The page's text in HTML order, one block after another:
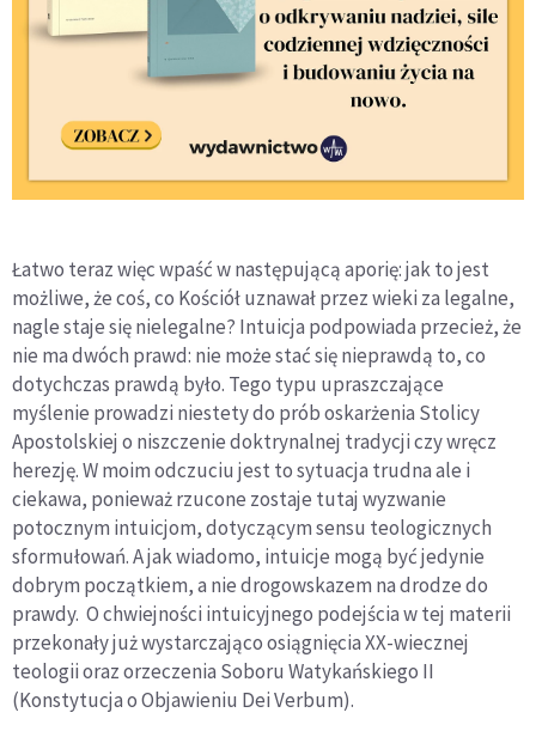
Łatwo teraz więc wpaść w następującą aporię: jak to jest
możliwe, że coś, co Kościół uznawał przez wieki za legalne,
nagle staje się nielegalne? Intuicja podpowiada przecież, że
nie ma dwóch prawd: nie może stać się nieprawdą to, co
dotychczas prawdą było. Tego typu upraszczające
myślenie prowadzi niestety do prób oskarżenia Stolicy
Apostolskiej o niszczenie doktrynalnej tradycji czy wręcz
herezję. W moim odczuciu jest to sytuacja trudna ale i
ciekawa, ponieważ rzucone zostaje tutaj wyzwanie
potocznym intuicjom, dotyczącym sensu teologicznych
sformułowań. A jak wiadomo, intuicje mogą być jedynie
dobrym początkiem, a nie drogowskazem na drodze do
prawdy. O chwiejności intuicyjnego podejścia w tej materii
przekonały już wystarczająco osiągnięcia XX-wiecznej
teologii oraz orzeczenia Soboru Watykańskiego II
(Konstytucja o Objawieniu Dei Verbum).